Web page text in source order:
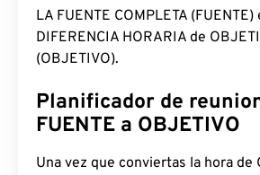
LA FUENTE COMPLETA (FUENTE)
DIFERENCIA HORARIA de
(OBJETIVO).
Planificador de
FUENTE a OBJETIVO
Una vez que conviertas la hora de